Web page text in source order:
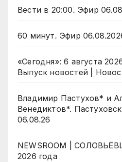
Вести в 20:00. Эфир
60 минут. Эфир
«Сегодня»: 6 августа
Выпуск новостей |
Владимир Пастухов* и
Венедиктов*.
06.08.26
NEWSROOM |
2026 года